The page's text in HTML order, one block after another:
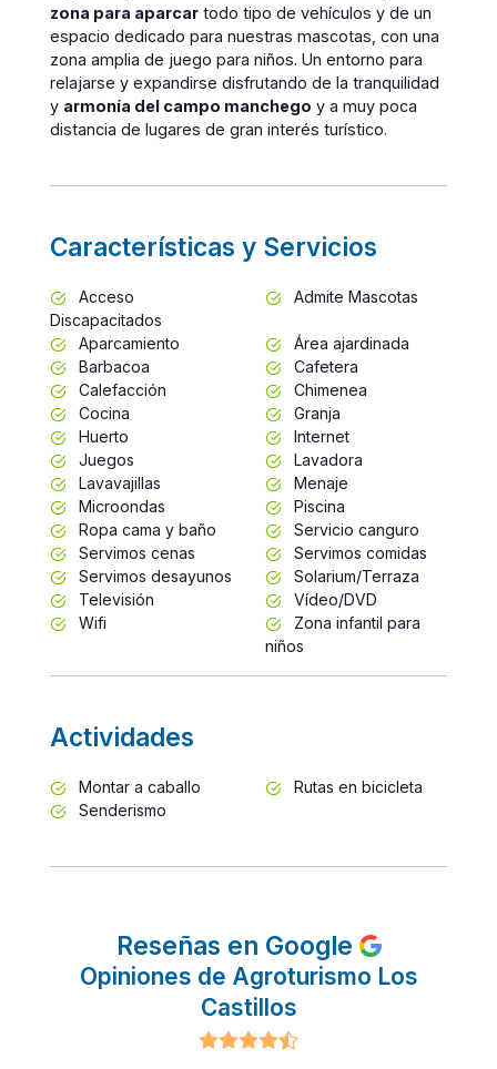
zona para aparcar todo tipo de vehículos y de un
espacio dedicado para nuestras mascotas, con una
zona amplia de juego para niños. Un entorno para
relajarse y expandirse disfrutando de la tranquilidad
y armonía del campo manchego y a muy poca
distancia de lugares de gran interés turístico.
Características y Servicios
Acceso
Discapacitados
Admite Mascotas
Aparcamiento
Área ajardinada
Barbacoa
Cafetera
Calefacción
Chimenea
Cocina
Granja
Huerto
Internet
Juegos
Lavadora
Lavavajillas
Menaje
Microondas
Piscina
Ropa cama y baño
Servicio canguro
Servimos cenas
Servimos comidas
Servimos desayunos
Solarium/Terraza
Televisión
Vídeo/DVD
Wifi
Zona infantil para
niños
Actividades
Montar a caballo
Rutas en bicicleta
Senderismo
Reseñas en Google
Opiniones de Agroturismo Los
Castillos